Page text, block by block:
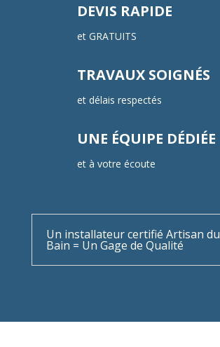
DEVIS RAPIDE
et GRATUITS
TRAVAUX SOIGNÉS
et délais respectés
UNE ÉQUIPE DÉDIÉE
et à votre écoute
Un installateur certifié Artisan du
Bain = Un Gage de Qualité